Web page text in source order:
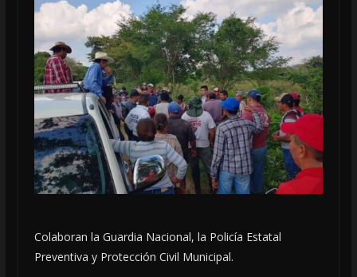
Colaboran la Guardia Nacional, la Policía Estatal
Preventiva y Protección Civil Municipal.